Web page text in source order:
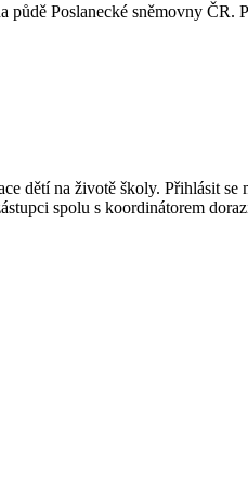
Poslanecké sněmovny
dětí na životě školy. Přihlásit
spolu s koordinátorem